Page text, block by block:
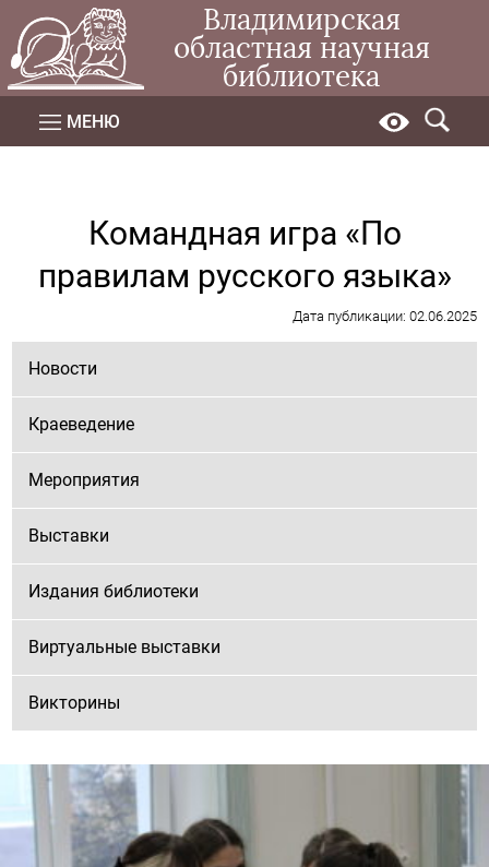
Владимирская
областная научная
библиотека
МЕНЮ
Командная игра «По
правилам русского языка»
Дата публикации: 02.06.2025
Новости
Краеведение
Мероприятия
Выставки
Издания библиотеки
Виртуальные выставки
Викторины